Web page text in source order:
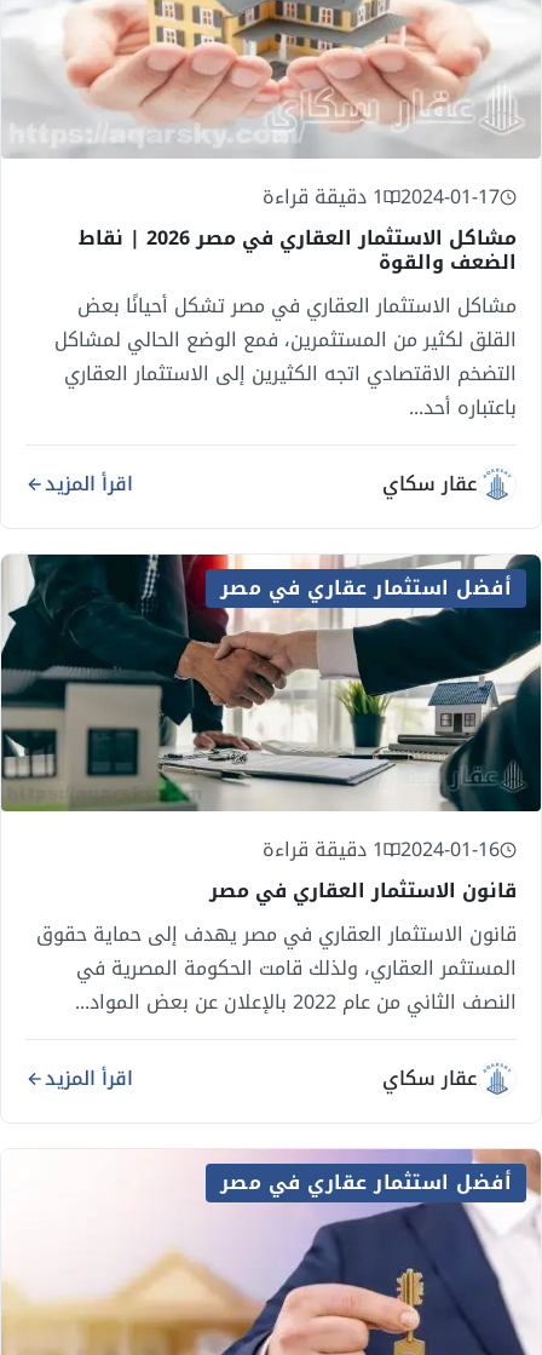
2024-01-17 1 دقيقة قراءة
مشاكل الاستثمار العقاري في مصر 2026 | نقاط
الضعف والقوة
مشاكل الاستثمار العقاري في مصر تشكل أحيانًا بعض
القلق لكثير من المستثمرين، فمع الوضع الحالي لمشاكل
التضخم الاقتصادي اتجه الكثيرين إلى الاستثمار العقاري
باعتباره أحد...
عقار سكاي اقرأ المزيد
أفضل استثمار عقاري في مصر
2024-01-16 1 دقيقة قراءة
قانون الاستثمار العقاري في مصر
قانون الاستثمار العقاري في مصر يهدف إلى حماية حقوق
المستثمر العقاري، ولذلك قامت الحكومة المصرية في
النصف الثاني من عام 2022 بالإعلان عن بعض المواد...
عقار سكاي اقرأ المزيد
أفضل استثمار عقاري في مصر